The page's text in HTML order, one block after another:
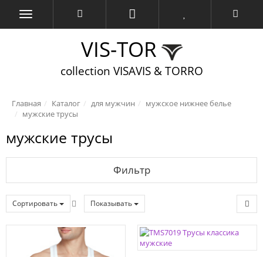
VIS-TOR
collection VISAVIS & TORRO
Главная Каталог для мужчин
мужское нижнее белье
мужские трусы
мужские трусы
Фильтр
Сортировать Показывать